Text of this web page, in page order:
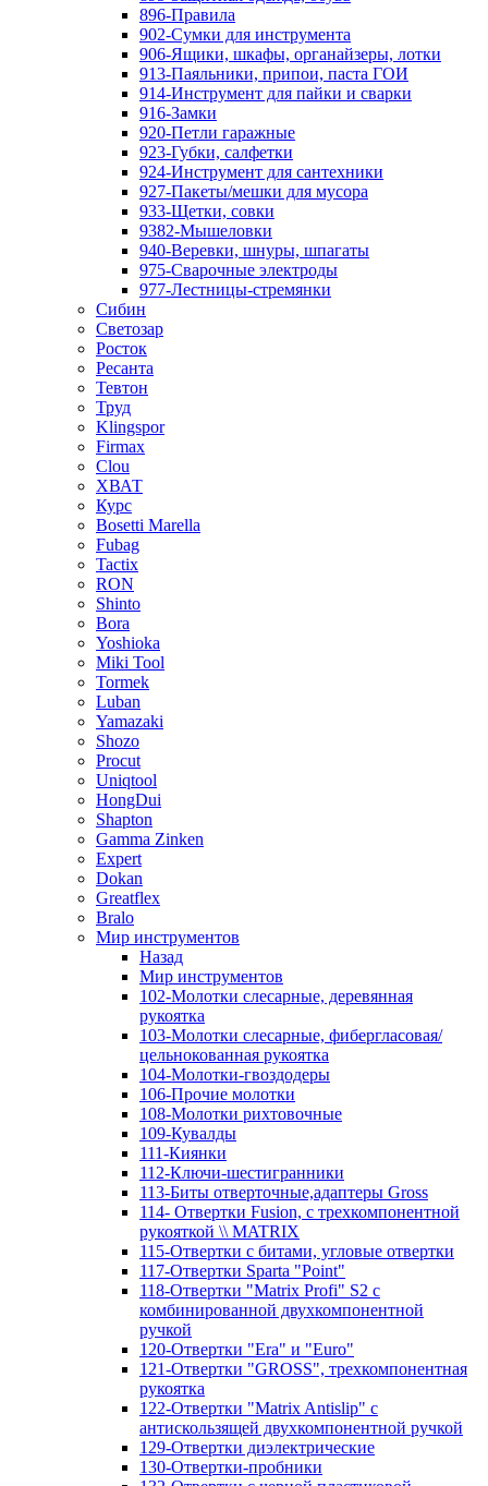
896-Правила
902-Сумки для инструмента
906-Ящики, шкафы, органайзеры, лотки
913-Паяльники, припои, паста ГОИ
914-Инструмент для пайки и сварки
916-Замки
920-Петли гаражные
923-Губки, салфетки
924-Инструмент для сантехники
927-Пакеты/мешки для мусора
933-Щетки, совки
9382-Мышеловки
940-Веревки, шнуры, шпагаты
975-Сварочные электроды
977-Лестницы-стремянки
Сибин
Светозар
Росток
Ресанта
Тевтон
Труд
Klingspor
Firmax
Clou
XВАТ
Курс
Bosetti Marella
Fubag
Tactix
RON
Shinto
Bora
Yoshioka
Miki Tool
Tormek
Luban
Yamazaki
Shozo
Procut
Uniqtool
HongDui
Shapton
Gamma Zinken
Expert
Dokan
Greatflex
Bralo
Мир инструментов
Назад
Мир инструментов
102-Молотки слесарные, деревянная
рукоятка
103-Молотки слесарные, фибергласовая/
цельнокованная рукоятка
104-Молотки-гвоздодеры
106-Прочие молотки
108-Молотки рихтовочные
109-Кувалды
111-Киянки
112-Ключи-шестигранники
113-Биты отверточные,адаптеры Gross
114- Отвертки Fusion, c трехкомпонентной
рукояткой \\ MATRIX
115-Отвертки с битами, угловые отвертки
117-Отвертки Sparta "Point"
118-Отвертки "Matrix Profi" S2 с
комбинированной двухкомпонентной
ручкой
120-Отвертки "Era" и "Euro"
121-Отвертки "GROSS", трехкомпонентная
рукоятка
122-Отвертки "Matrix Antislip" с
антискользящей двухкомпонентной ручкой
129-Отвертки диэлектрические
130-Отвертки-пробники